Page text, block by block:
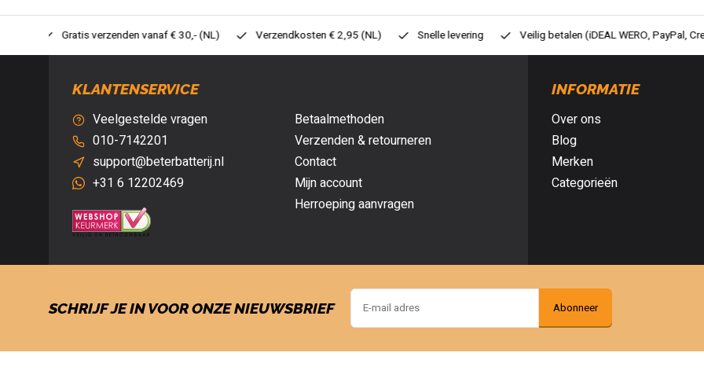
Verzendkosten € 2,95 (NL) Snelle levering Veilig betalen (iDEAL WERO, PayPal, Credit card of Achteraf betalen)
KLANTENSERVICE
Veelgestelde vragen
010-7142201
support@beterbatterij.nl
+31 6 12202469
Betaalmethoden
Verzenden & retourneren
Contact
Mijn account
Herroeping aanvragen
INFORMATIE
Over ons
Blog
Merken
Categorieën
SCHRIJF JE IN VOOR ONZE NIEUWSBRIEF Abonneer